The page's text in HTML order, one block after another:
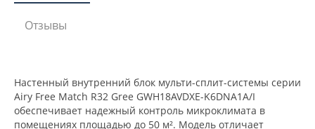
Отзывы
Настенный внутренний блок мульти-сплит-системы серии
Airy Free Match R32 Gree GWH18AVDXE-K6DNA1A/I
обеспечивает надежный контроль микроклимата в
помещениях площадью до 50 м². Модель отличает